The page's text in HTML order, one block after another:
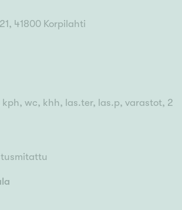
41800 Korpilahti
wc, khh, las.ter, las.p, varastot, 2